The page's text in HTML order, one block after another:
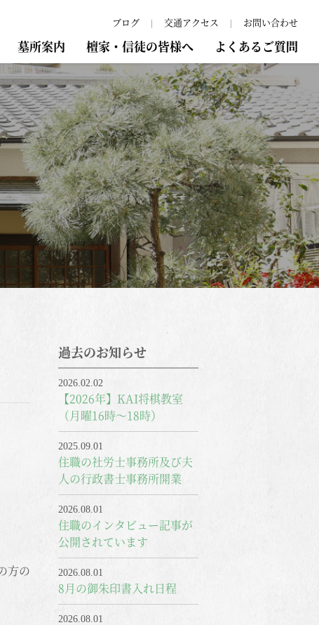
墓所案内 檀家・信徒の皆様へ よくあるご質問
ブログ 交通アクセス お問い合わせ
方の
過去のお知らせ
2026.02.02
【2026年】KAI将棋教室
（月曜16時～18時）
2025.09.01
住職の社労士事務所及び夫
人の行政書士事務所開業
2026.08.01
住職のインタビュー記事が
公開されています
2026.08.01
8月の御朱印書入れ日程
2026.08.01